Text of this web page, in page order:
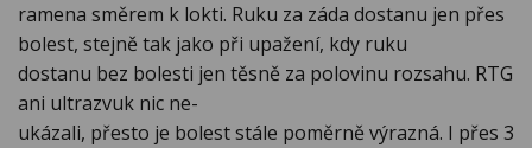
ramena směrem k lokti. Ruku za záda dostanu jen přes
bolest, stejně tak jako při upažení, kdy ruku
dostanu bez bolesti jen těsně za polovinu rozsahu. RTG
ani ultrazvuk nic ne-
ukázali, přesto je bolest stále poměrně výrazná. I přes 3